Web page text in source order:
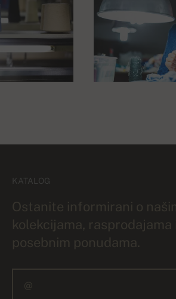
KATALOG
Ostanite informirani o
kolekcijama, rasprodajama
posebnim ponudama.